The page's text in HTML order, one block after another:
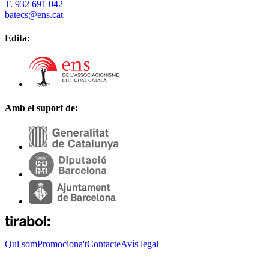
T. 932 691 042
batecs@ens.cat
Edita:
Amb el suport de:
Qui somPromociona'tContacteAvís legal